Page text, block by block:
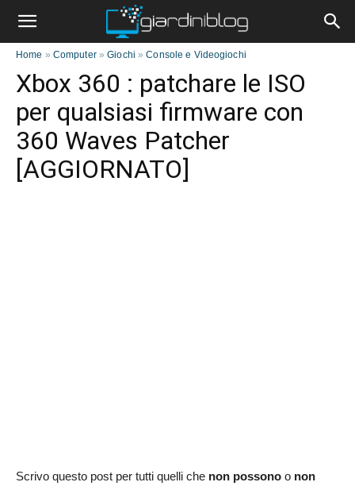
Home » Computer»Giochi »Console e Videogiochi
Xbox 360 : patchare le ISO
per qualsiasi firmware con
360 Waves Patcher
[AGGIORNATO]
Scrivo questo post per tutti quelli che non possono o non